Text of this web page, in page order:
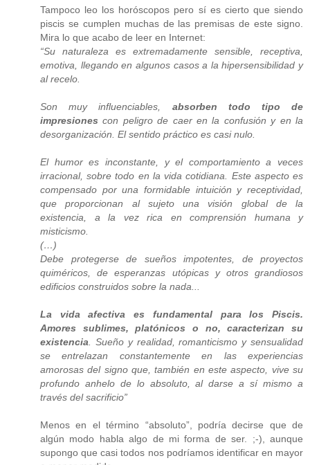
Tampoco leo los horóscopos pero sí es cierto que siendo
piscis se cumplen muchas de las premisas de este signo.
Mira lo que acabo de leer en Internet:
“Su naturaleza es extremadamente sensible, receptiva,
emotiva, llegando en algunos casos a la hipersensibilidad y
al recelo.
Son muy influenciables, absorben todo tipo de
impresiones con peligro de caer en la confusión y en la
desorganización. El sentido práctico es casi nulo.
El humor es inconstante, y el comportamiento a veces
irracional, sobre todo en la vida cotidiana. Este aspecto es
compensado por una formidable intuición y receptividad,
que proporcionan al sujeto una visión global de la
existencia, a la vez rica en comprensión humana y
misticismo.
(…)
Debe protegerse de sueños impotentes, de proyectos
quiméricos, de esperanzas utópicas y otros grandiosos
edificios construidos sobre la nada...
La vida afectiva es fundamental para los Piscis.
Amores sublimes, platónicos o no, caracterizan su
existencia . Sueño y realidad, romanticismo y sensualidad
se entrelazan constantemente en las experiencias
amorosas del signo que, también en este aspecto, vive su
profundo anhelo de lo absoluto, al darse a sí mismo a
través del sacrificio”
Menos en el término “absoluto”, podría decirse que de
algún modo habla algo de mi forma de ser. ;-), aunque
supongo que casi todos nos podríamos identificar en mayor